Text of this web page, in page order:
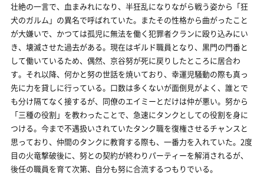
壮絶の一言で、血まみれになり、半狂乱になりながら戦う姿から「狂
犬のガルム」の異名で呼ばれていた。またその性格から曲がったこと
が大嫌いで、かつては孤児に無法を働く犯罪者クランに殴り込みにい
き、壊滅させた過去がある。現在はギルド職員となり、黒門の門番と
して働いているため、偶然、京谷努が死に戻りしたところに居合わ
す。それ以降、何かと努の世話を焼いており、幸運児騒動の際も真っ
先に力を貸しに行っている。口数は多くないが面倒見がよく、誰とで
も分け隔てなく接するが、同僚のエイミーとだけは仲が悪い。努から
「三種の役割」を教わったことで、急速にタンクとしての役割を身に
つける。今まで不遇扱いされていたタンク職を復権させるチャンスと
思っており、仲間のタンクに教育する際も、一番力を入れていた。2度
目の火竜撃破後に、努との契約が終わりパーティーを解消されるが、
後任の職員を育て次第、自分も努に合流するつもりでいる。